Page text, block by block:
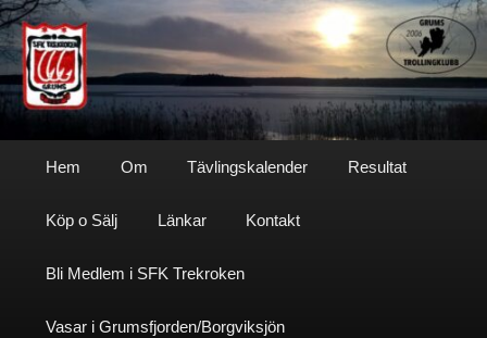
Hoppa
till
primärt
innehållSfktrekroken
Hem Om Tävlingskalender Resultat
Köp o Sälj Länkar Kontakt
Bli Medlem i SFK Trekroken
Vasar i Grumsfjorden/Borgviksjön